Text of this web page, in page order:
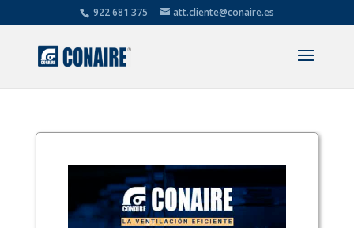
922 681 375 att.cliente@conaire.es